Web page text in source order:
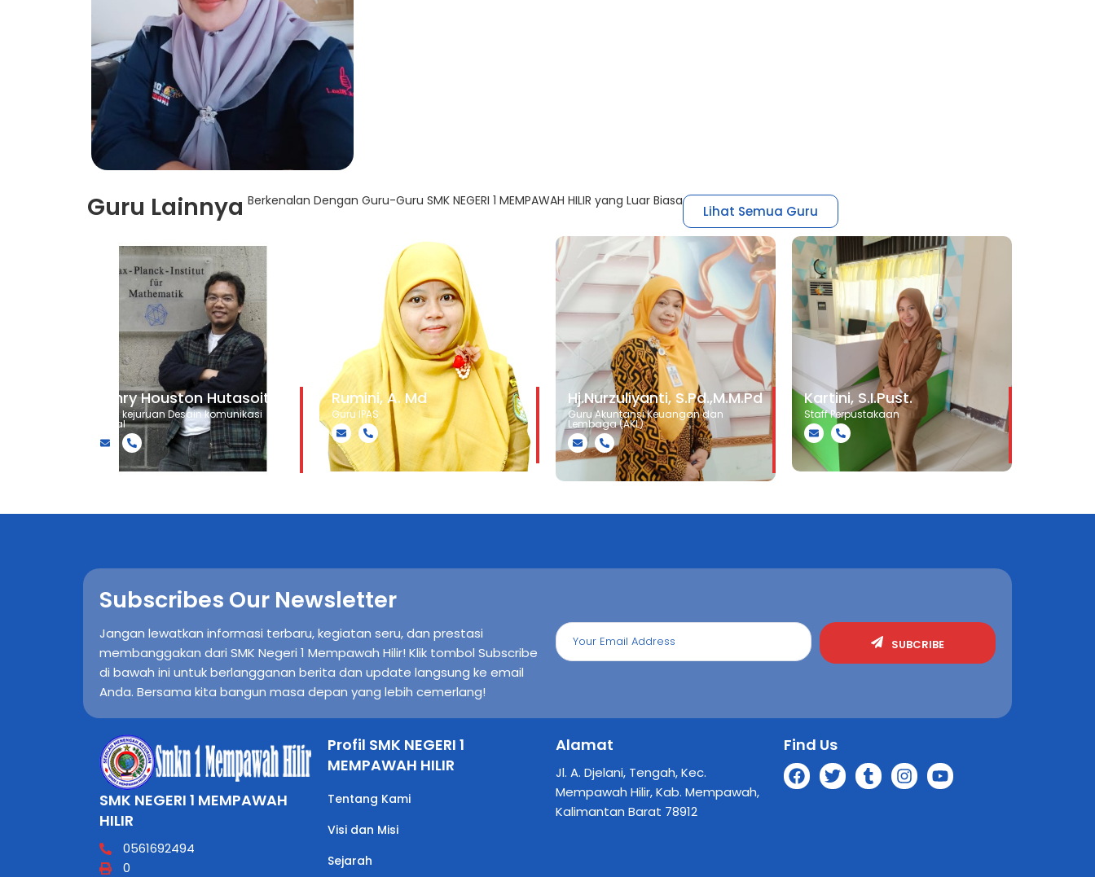
Guru Lainnya Berkenalan Dengan Guru-Guru SMK NEGERI 1 MEMPAWAH HILIR yang Luar Biasa
Lihat Semua Guru
Henry Houston Hutasoit
Guru kejuruan Desain komunikasi
visual
Rumini, A. Md
Guru IPAS
Hj.Nurzuliyanti, S.Pd.,M.M.Pd
Guru Akuntansi Keuangan dan
Lembaga (AKL)
Kartini, S.I.Pust.
Staff Perpustakaan
Subscribes Our Newsletter
Jangan lewatkan informasi terbaru, kegiatan seru, dan prestasi
membanggakan dari SMK Negeri 1 Mempawah Hilir! Klik tombol Subscribe
di bawah ini untuk berlangganan berita dan update langsung ke email
Anda. Bersama kita bangun masa depan yang lebih cemerlang!
SUBCRIBE
SMK NEGERI 1 MEMPAWAH
HILIR
0561692494
0
Profil SMK NEGERI 1
MEMPAWAH HILIR
Tentang Kami
Visi dan Misi
Sejarah
Alamat
Jl. A. Djelani, Tengah, Kec.
Mempawah Hilir, Kab. Mempawah,
Kalimantan Barat 78912
Find Us